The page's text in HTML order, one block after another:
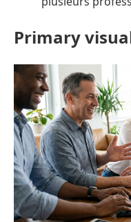
Primary